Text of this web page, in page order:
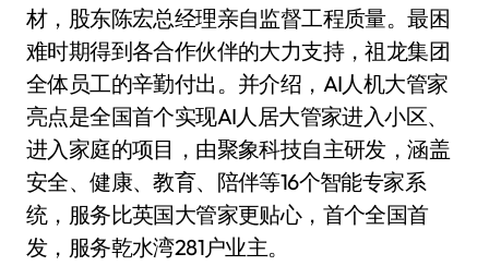
材，股东陈宏总经理亲自监督工程质量。最困
难时期得到各合作伙伴的大力支持，祖龙集团
全体员工的辛勤付出。并介绍，AI人机大管家
亮点是全国首个实现AI人居大管家进入小区、
进入家庭的项目，由聚象科技自主研发，涵盖
安全、健康、教育、陪伴等16个智能专家系
统，服务比英国大管家更贴心，首个全国首
发，服务乾水湾281户业主。